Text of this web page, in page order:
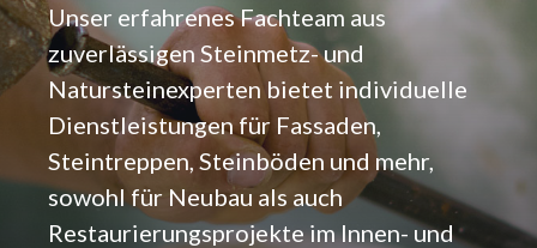
Unser erfahrenes Fachteam aus
zuverlässigen Steinmetz- und
Natursteinexperten bietet individuelle
Dienstleistungen für Fassaden,
Steintreppen, Steinböden und mehr,
sowohl für Neubau als auch
Restaurierungsprojekte im Innen- und